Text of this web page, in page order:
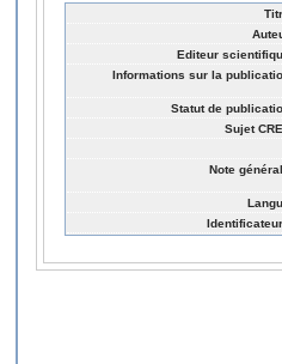
Editeur
Informations sur la
Statut de
Sujet
Note